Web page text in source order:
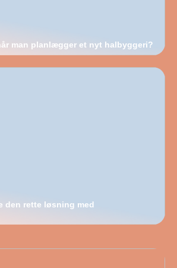
man planlægger et nyt halbyggeri?
den rette løsning med